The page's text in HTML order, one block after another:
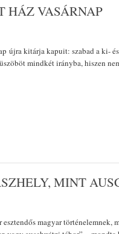
HÁZ VASÁRNAP
újra kitárja kapuit: szabad a ki-
mindkét irányba, hiszen
MINT
magyar történelemnek,